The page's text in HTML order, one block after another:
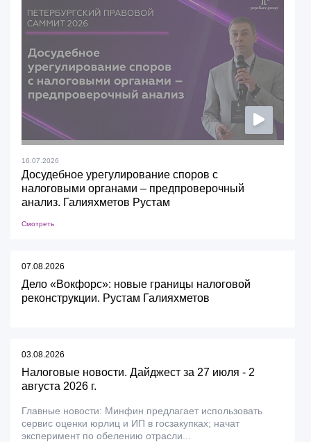
16.07.2026
Досудебное урегулирование споров с
налоговыми органами – предпроверочный
анализ. Галияхметов Рустам
Смотреть
07.08.2026
Дело «Вокфорс»: новые границы налоговой
реконструкции. Рустам Галияхметов
03.08.2026
Налоговые новости. Дайджест за 27 июля - 2
августа 2026 г.
Главные новости: Минфин предлагает использовать
сервис оценки юрлиц и ИП в госзакупках; начат
эксперимент по обелению отрасли...